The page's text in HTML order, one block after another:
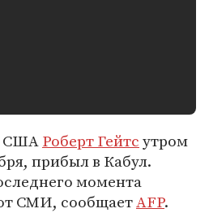
СШАРоберт Гейтсутром
прибыл в Кабул.
момента
СМИ, сообщаетAFP.